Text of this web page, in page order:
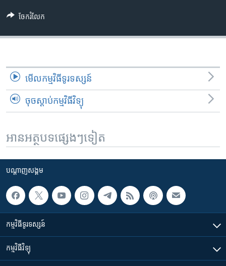
ចែករំលែក
មើល​កម្មវិធី​ទូរទស្សន៍
ចុចស្តាប់កម្មវិធីវិទ្យុ
អានអត្ថបទផ្សេងៗទៀត
បណ្តាញ​សង្គម
កម្មវិធី​ទូរទស្សន៍
កម្មវិធី​វិទ្យុ